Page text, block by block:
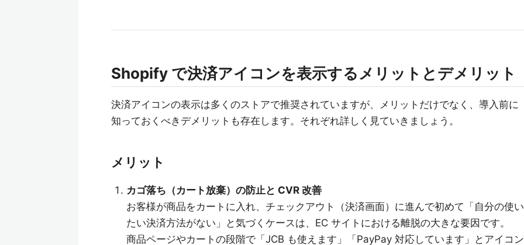
Shopify で決済アイコンを表示するメリットとデメリット
決済アイコンの表示は多くのストアで推奨されていますが、メリットだけでなく、導入前に
知っておくべきデメリットも存在します。それぞれ詳しく見ていきましょう。
メリット
カゴ落ち（カート放棄）の防止と CVR 改善
お客様が商品をカートに入れ、チェックアウト（決済画面）に進んで初めて「自分の使い
たい決済方法がない」と気づくケースは、EC サイトにおける離脱の大きな要因です。
商品ページやカートの段階で「JCB も使えます」「PayPay 対応しています」とアイコン